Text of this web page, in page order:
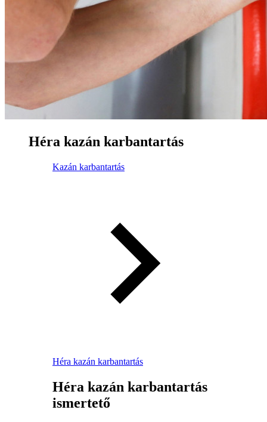
Héra kazán karbantartás
Kazán karbantartás
Héra kazán karbantartás
Héra kazán karbantartás
ismertető